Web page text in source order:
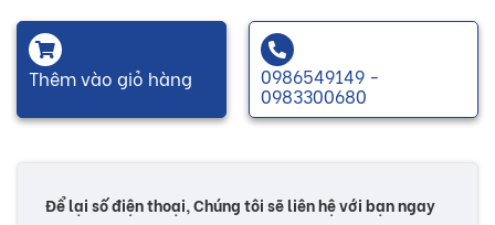
Thêm vào giỏ hàng 0986549149 -
0983300680
Để lại số điện thoại, Chúng tôi sẽ liên hệ với bạn ngay